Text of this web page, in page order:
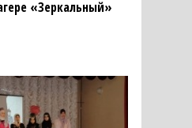
«Зеркальный»